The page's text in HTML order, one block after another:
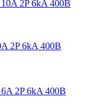
2P 6kA 400В